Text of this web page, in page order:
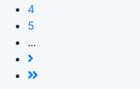
4
5
...